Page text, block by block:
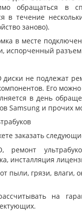
обращаться в
в течение
заново).
в месте
испорченный
не подлежат
Его
в день
Samsung и прочих
заказать
ремонт
инсталляция
пыли, грязи, влаги,
на